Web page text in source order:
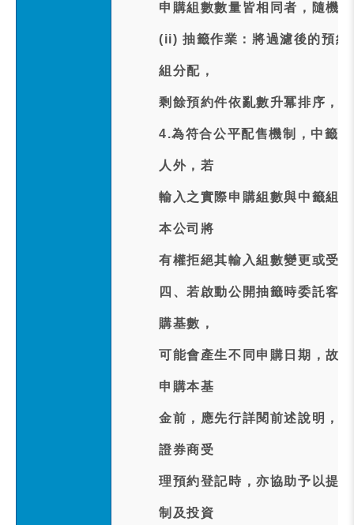
申購組數數量皆相同者，隨機
(ii) 抽籤作業：將過濾後的預約
組分配，
剩餘預約件依亂數升冪排序，
4.為符合公平配售機制，中籤
人外，若
輸入之實際申購組數與中籤組
本公司將
有權拒絕其輸入組數變更或受
四、若啟動公開抽籤時委託客
購基數，
可能會產生不同申購日期，故
申購本基
金前，應先行詳閱前述說明，
證券商受
理預約登記時，亦協助予以提
制及投資